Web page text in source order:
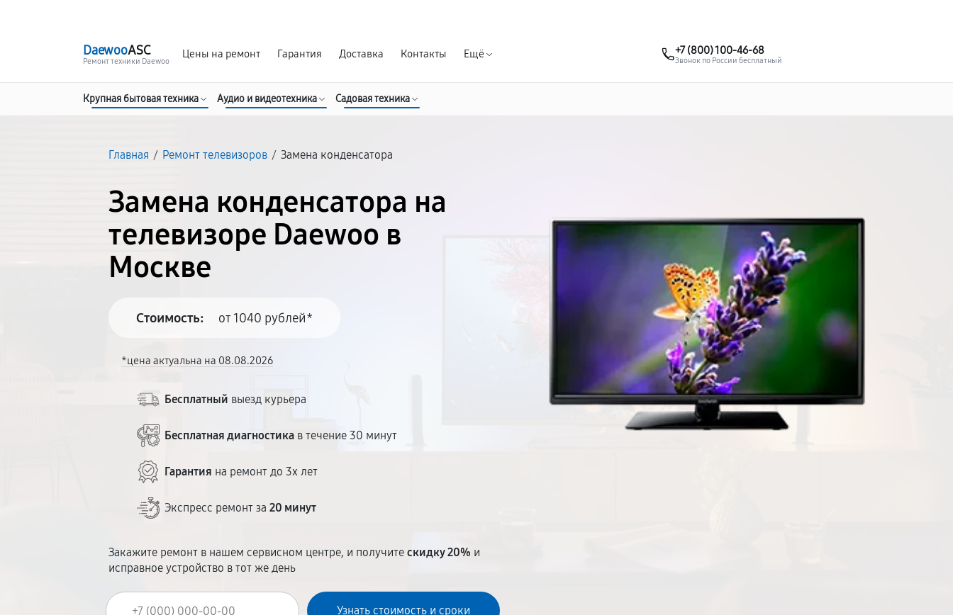
DaewooASC
Ремонт техники Daewoo
Цены на ремонт Гарантия Доставка Контакты Ещё +7 (800) 100-46-68
Звонок по России бесплатный
Крупная бытовая техника Аудио и видеотехника Садовая техника
Главная / Ремонт телевизоров / Замена конденсатора
Замена конденсатора на
телевизоре Daewoo в
Москве
Стоимость: от 1040 рублей*
*цена актуальна на 08.08.2026
Бесплатный выезд курьера
Бесплатная диагностика в течение 30 минут
Гарантия на ремонт до 3х лет
Экспресс ремонт за20 минут
Закажите ремонт в нашем сервисном центре, и получитескидку 20% и
исправное устройство в тот же день